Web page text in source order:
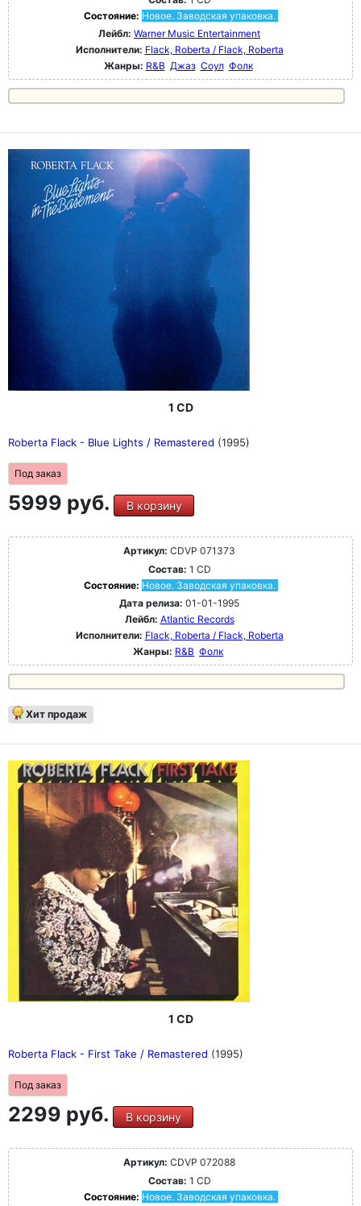
Состояние: Новое. Заводская упаковка.
Лейбл: Warner Music Entertainment
Исполнители: Flack, Roberta / Flack, Roberta
Жанры: R&B Джаз Соул Фолк
1 CD
Roberta Flack - Blue Lights / Remastered (1995)
Под заказ
5999 руб. В корзину
Артикул: CDVP 071373
Состав: 1 CD
Состояние: Новое. Заводская упаковка.
Дата релиза: 01-01-1995
Лейбл: Atlantic Records
Исполнители: Flack, Roberta / Flack, Roberta
Жанры: R&B Фолк
Хит продаж
1 CD
Roberta Flack - First Take / Remastered (1995)
Под заказ
2299 руб. В корзину
Артикул: CDVP 072088
Состав: 1 CD
Состояние: Новое. Заводская упаковка.